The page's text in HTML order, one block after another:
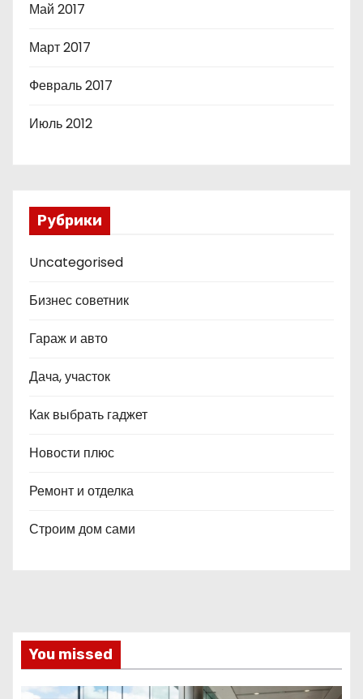
Май 2017
Март 2017
Февраль 2017
Июль 2012
Рубрики
Uncategorised
Бизнес советник
Гараж и авто
Дача, участок
Как выбрать гаджет
Новости плюс
Ремонт и отделка
Строим дом сами
You missed